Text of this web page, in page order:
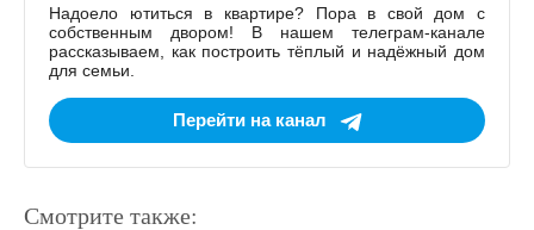
Надоело ютиться в квартире? Пора в свой дом с
собственным двором! В нашем телеграм-канале
рассказываем, как построить тёплый и надёжный дом
для семьи.
Перейти на канал
Смотрите также: